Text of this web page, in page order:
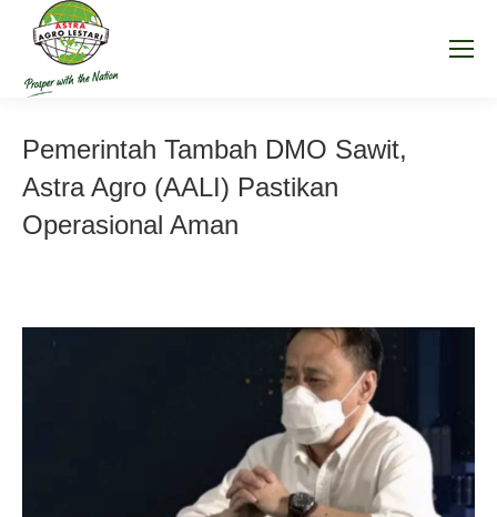
Pemerintah Tambah DMO Sawit,
Astra Agro (AALI) Pastikan
Operasional Aman